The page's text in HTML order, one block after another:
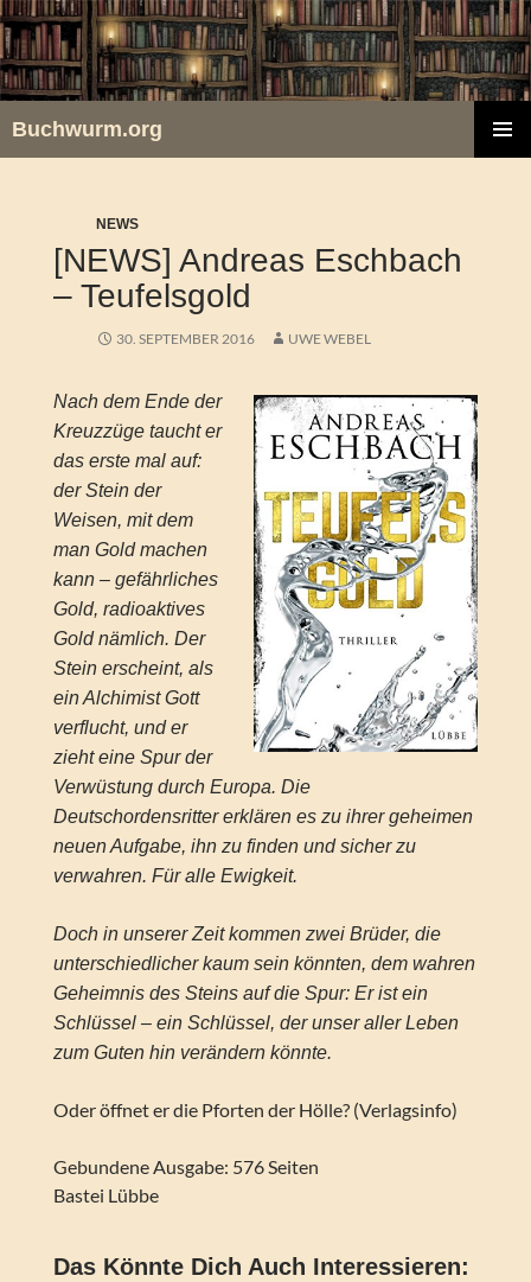
Zum
Inhalt
springen
Buchwurm.org
NEWS
[NEWS] Andreas Eschbach
– Teufelsgold
30. SEPTEMBER 2016 UWE WEBEL
Nach dem Ende der
Kreuzzüge taucht er
das erste mal auf:
der Stein der
Weisen, mit dem
man Gold machen
kann – gefährliches
Gold, radioaktives
Gold nämlich. Der
Stein erscheint, als
ein Alchimist Gott
verflucht, und er
zieht eine Spur der
Verwüstung durch Europa. Die
Deutschordensritter erklären es zu ihrer geheimen
neuen Aufgabe, ihn zu finden und sicher zu
verwahren. Für alle Ewigkeit.
Doch in unserer Zeit kommen zwei Brüder, die
unterschiedlicher kaum sein könnten, dem wahren
Geheimnis des Steins auf die Spur: Er ist ein
Schlüssel – ein Schlüssel, der unser aller Leben
zum Guten hin verändern könnte.
Oder öffnet er die Pforten der Hölle? (Verlagsinfo)
Gebundene Ausgabe: 576 Seiten
Bastei Lübbe
Das Könnte Dich Auch Interessieren: